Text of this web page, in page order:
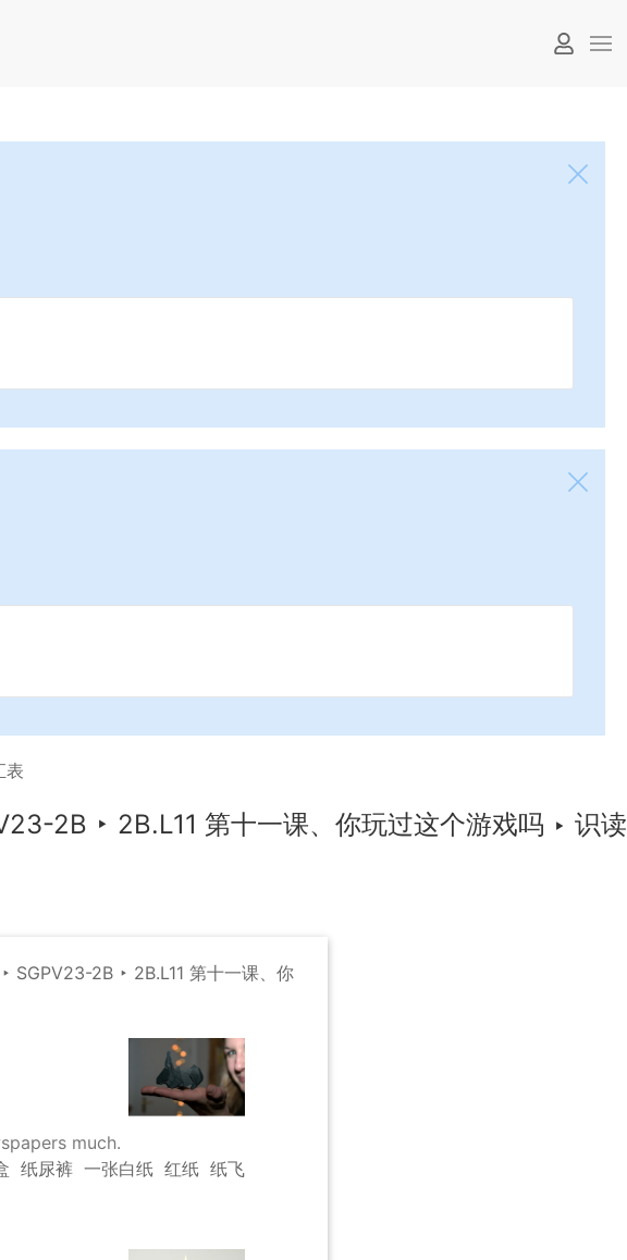
表
2B ‣ 2B.L11 第十一课、你玩过这个游戏吗 ‣ 识读
‣ SGPV23-2B ‣ 2B.L11 第十一课、你
much.
纸尿裤 一张白纸 红纸 纸飞